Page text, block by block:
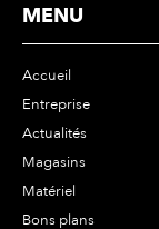
MENU
Accueil
Entreprise
Actualités
Magasins
Matériel
Bons plans